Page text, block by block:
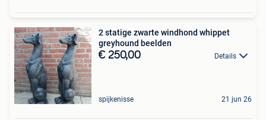
2 statige zwarte windhond whippet
greyhound beelden
€ 250,00 Details
spijkenisse 21 jun 26